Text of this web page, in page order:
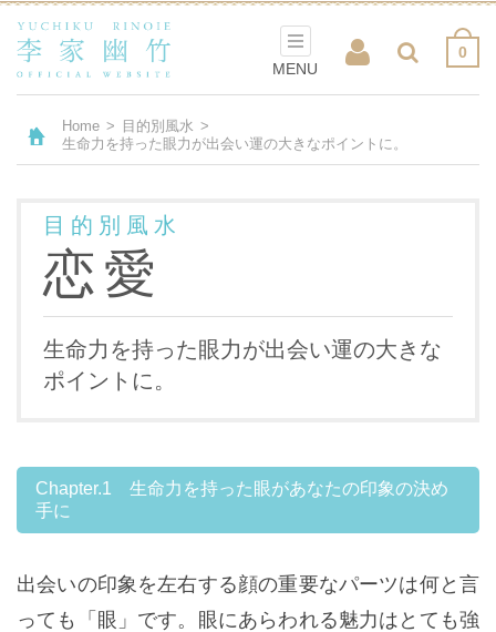
0
MENU
Home > 目的別風水 >
生命力を持った眼力が出会い運の大きなポイントに。
目的別風水
恋愛
生命力を持った眼力が出会い運の大きな
ポイントに。
Chapter.1 生命力を持った眼があなたの印象の決め
手に
出会いの印象を左右する顔の重要なパーツは何と言
っても「眼」です。眼にあらわれる魅力はとても強